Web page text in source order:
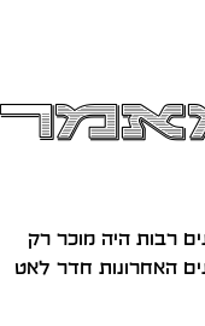
רבות היה מוכר רק
האחרונות חדר לאט